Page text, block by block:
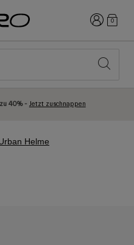
Anmelden
0
40% - Jetzt zuschnappen
Helme